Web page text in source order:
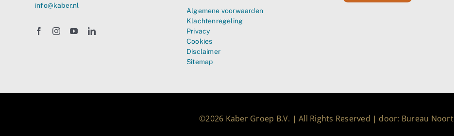
info@kaber.nl
Algemene voorwaarden
Klachtenregeling
Privacy
Cookies
Disclaimer
Sitemap
©2026 Kaber Groep B.V. | All Rights Reserved | door: Bureau Noort